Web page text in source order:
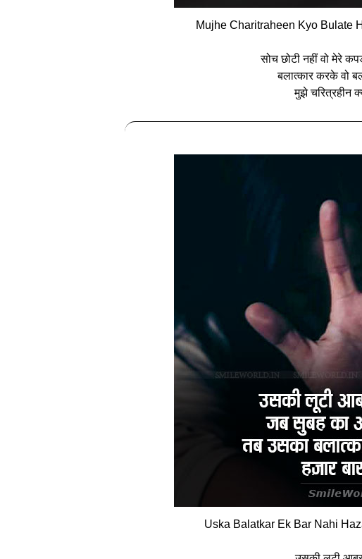
Mujhe Charitraheen Kyo Bulate
सोच छोटी नहीं वो मेरे
बलात्‍कार करके वो
मुझे चरित्रहीन
Uska Balatkar Ek Bar Nahi